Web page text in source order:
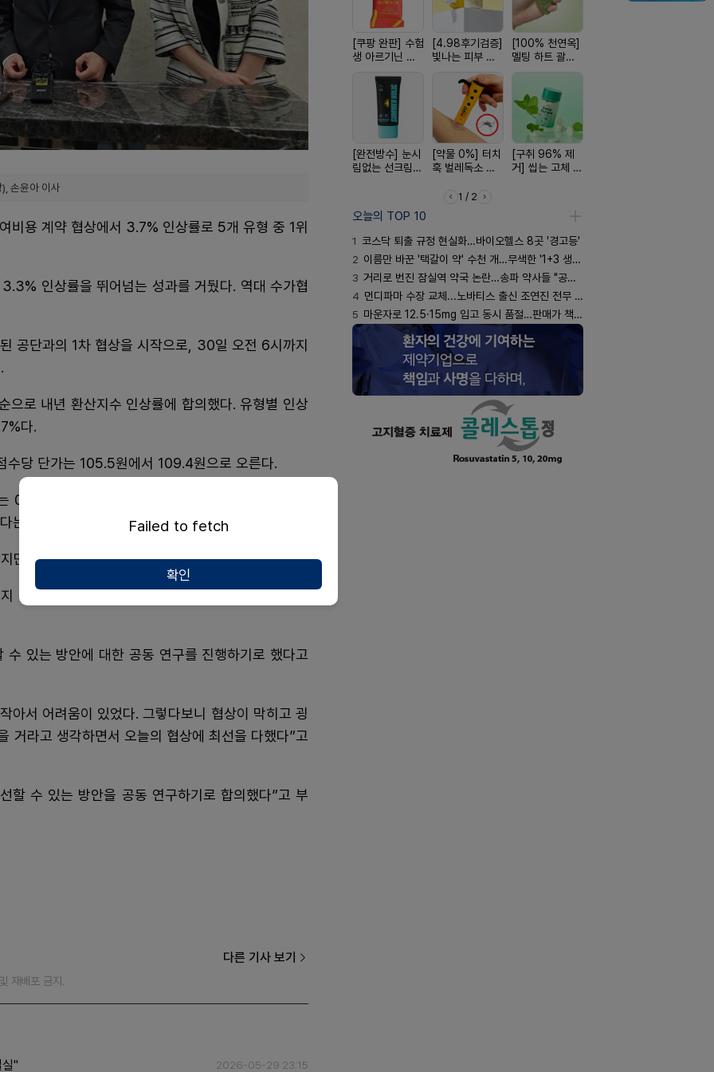
손윤아 이사
비용 계약 협상에서 3.7% 인상률로 5개 유형 중 1위
인상률을 뛰어넘는 성과를 거뒀다. 역대 수가협
공단과의 1차 협상을 시작으로, 30일 오전 6시까지
으로 내년 환산지수 인상률에 합의했다. 유형별 인상
다.
당 단가는 105.5원에서 109.4원으로 오른다.
0.2%가 상대가치 연계에 포함됐다. 즉, 환산지수에
는 뜻이다.
만 이를 수용하지 못해 최종 결렬됐다.
못했지만 회원들의 어려움에 조금이나마 도움이 되
있는 방안에 대한 공동 연구를 진행하기로 했다고
아서 어려움이 있었다. 그렇다보니 협상이 막히고 굉
거라고 생각하면서 오늘의 협상에 최선을 다했다”고
할 수 있는 방안을 공동 연구하기로 합의했다”고 부
다른 기사 보기
배포 금지.
" 2026-05-29 23:15
[쿠팡 완판] 수험
생 아르기닌 에
[4.98후기검증]
빛나는 피부 오
[100% 천연옥]
멜팅 하트 괄사
마사지기
[완전방수] 눈시
림없는 선크림
[약물 0%] 터치
훅 벌레독소 흡
[구취 96% 제
거] 씹는 고체 가
1 / 2
오늘의 TOP 10
1 코스닥 퇴출 규정 현실화…바이오헬스 8곳 '경고등'
2 이름만 바꾼 '택갈이 약' 수천 개…무색한 '1+3 생동'
3 거리로 번진 잠실역 약국 논란…송파 약사들 "공공성 훼손"
4 먼디파마 수장 교체...노바티스 출신 조연진 전무 내정
5 마운자로 12.5·15mg 입고 동시 품절…판매가 책정 고심
Failed to fetch
확인